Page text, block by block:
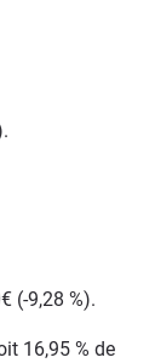
(-9,28 %).
16,95 % de